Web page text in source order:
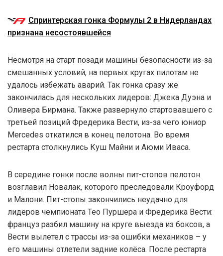
Спринтерская гонка Формулы 2 в Нидерландах
признана несостоявшейся
Несмотря на старт позади машины безопасности из-за
смешанных условий, на первых кругах пилотам не
удалось избежать аварий. Так гонка сразу же
закончилась для нескольких лидеров: Джека Дуэна и
Оливера Бирмана. Также развернуло стартовавшего с
третьей позиций Фредерика Вести, из-за чего юниор
Mercedes откатился в конец пелотона. Во время
рестарта столкнулись Куш Майни и Аюми Иваса.
В середине гонки после волны пит-стопов пелотон
возглавил Новалак, которого преследовали Кроуфорд
и Малони. Пит-стопы закончились неудачно для
лидеров чемпионата Тео Пуршера и Фредерика Вести:
француз разбил машину на круге выезда из боксов, а
Вести вылетел с трассы из-за ошибки механиков – у
его машины отлетели задние колёса. После рестарта